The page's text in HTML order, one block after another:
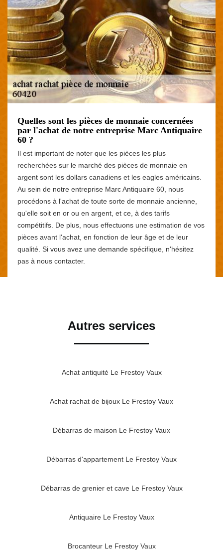
Quelles sont les pièces de monnaie concernées
par l'achat de notre entreprise Marc Antiquaire
60 ?
Il est important de noter que les pièces les plus
recherchées sur le marché des pièces de monnaie en
argent sont les dollars canadiens et les eagles américains.
Au sein de notre entreprise Marc Antiquaire 60, nous
procédons à l'achat de toute sorte de monnaie ancienne,
qu'elle soit en or ou en argent, et ce, à des tarifs
compétitifs. De plus, nous effectuons une estimation de vos
pièces avant l'achat, en fonction de leur âge et de leur
qualité. Si vous avez une demande spécifique, n'hésitez
pas à nous contacter.
Autres services
Achat antiquité Le Frestoy Vaux
Achat rachat de bijoux Le Frestoy Vaux
Débarras de maison Le Frestoy Vaux
Débarras d'appartement Le Frestoy Vaux
Débarras de grenier et cave Le Frestoy Vaux
Antiquaire Le Frestoy Vaux
Brocanteur Le Frestoy Vaux